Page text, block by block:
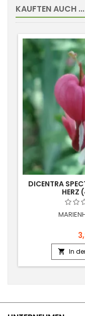
KAUFTEN AUCH ...
DICENTRA
HERZ
 In